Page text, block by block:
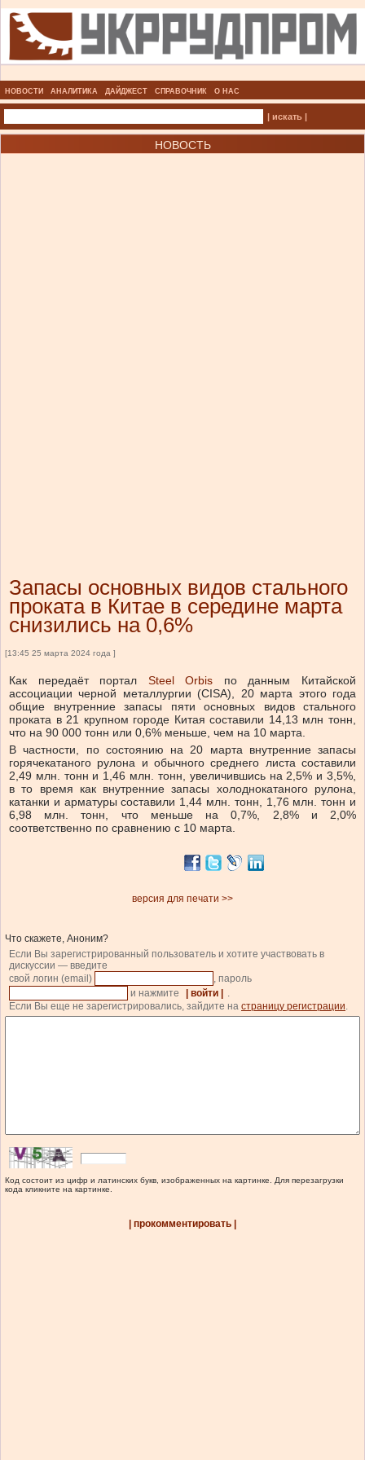
НОВОСТИ АНАЛИТИКА ДАЙДЖЕСТ СПРАВОЧНИК О НАС
| искать |
НОВОСТЬ
Запасы основных видов стального
проката в Китае в середине марта
снизились на 0,6%
[13:45 25 марта 2024 года ]
Как передаёт портал Steel Orbis по данным Китайской
ассоциации черной металлургии (CISA), 20 марта этого года
общие внутренние запасы пяти основных видов стального
проката в 21 крупном городе Китая составили 14,13 млн тонн,
что на 90 000 тонн или 0,6% меньше, чем на 10 марта.
В частности, по состоянию на 20 марта внутренние запасы
горячекатаного рулона и обычного среднего листа составили
2,49 млн. тонн и 1,46 млн. тонн, увеличившись на 2,5% и 3,5%,
в то время как внутренние запасы холоднокатаного рулона,
катанки и арматуры составили 1,44 млн. тонн, 1,76 млн. тонн и
6,98 млн. тонн, что меньше на 0,7%, 2,8% и 2,0%
соответственно по сравнению с 10 марта.
версия для печати >>
Что скажете, Аноним?
Если Вы зарегистрированный пользователь и хотите участвовать в
дискуссии — введите
свой логин (email)
, пароль
и нажмите
| войти |
.
Если Вы еще не зарегистрировались, зайдите на страницу регистрации.
Код состоит из цифр и латинских букв, изображенных на картинке. Для перезагрузки
кода кликните на картинке.
| прокомментировать |